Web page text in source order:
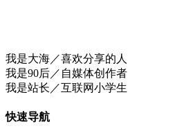
我是大海／喜欢分享的人
我是90后／自媒体创作者
我是站长／互联网小学生
快速导航